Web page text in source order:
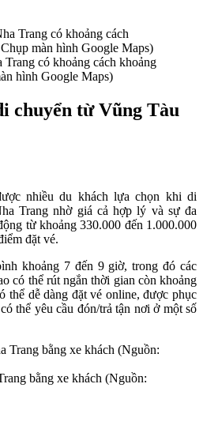
có khoảng cách khoảng
hình Google Maps)
chuyển từ Vũng Tàu
nhiều du khách lựa chọn khi di
Trang nhờ giá cả hợp lý và sự đa
từ khoảng 330.000 đến 1.000.000
đặt vé.
khoảng 7 đến 9 giờ, trong đó các
có thể rút ngắn thời gian còn khoảng
thể dễ dàng đặt vé online, được phục
thể yêu cầu đón/trả tận nơi ở một số
bằng xe khách (Nguồn: